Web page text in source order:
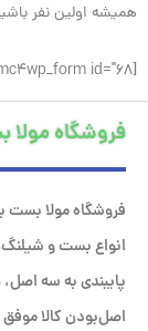
همیشه اولین نفر
[mc4wp_form id="68"]
فروشگاه مولا
فروشگاه مولا بست
انواع بست و
اصل‌بودن کالا